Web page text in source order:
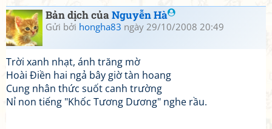
Bản dịch củaNguyễn Hà
Gửi bởi hongha83 ngày 29/10/2008 20:49
Trời xanh nhạt, ánh trăng mờ
Hoài Điền hai ngả bây giờ tàn hoang
Cung nhân thức suốt canh trường
Nỉ non tiếng "Khốc Tương Dương" nghe rầu.